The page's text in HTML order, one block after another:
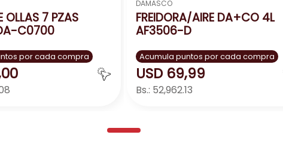
OLLAS 7 PZAS
C0700
por cada compra
00
DAMASCO
FREIDORA/AIRE DA+CO 4L
AF3506-D
Acumula puntos por cada compra
USD 69,99
Bs.: 52,962.13